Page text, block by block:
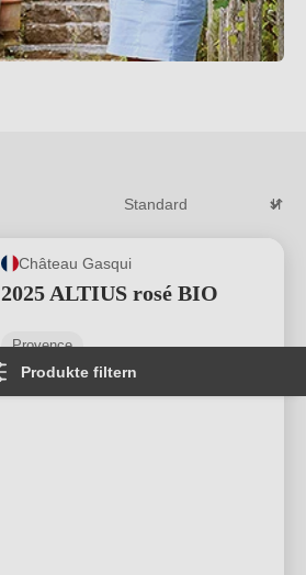
Produkte filtern
Château Gasqui
2025 ALTIUS rosé BIO
Provence
Syrah